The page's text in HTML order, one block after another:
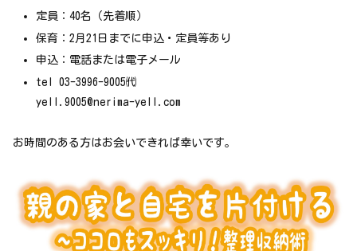
定員：40名（先着順）
保育：2月21日までに申込・定員等あり
申込：電話または電子メール
tel 03-3996-9005㈹
yell.9005@nerima-yell.com
お時間のある方はお会いできれば幸いです。